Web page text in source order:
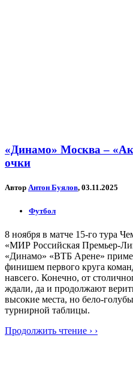
«Динамо» Москва –
очки
Автор Антон Буялов, 03.11.2025
Футбол
8 ноября в матче 15-го тура
«МИР Российская Премьер-
«Динамо» «ВТБ Арене»
финишем первого круга
навсего. Конечно, от
ждали, да и продолжают
высокие места, но бело-
турнирной таблицы.
Продолжить чтение › ›